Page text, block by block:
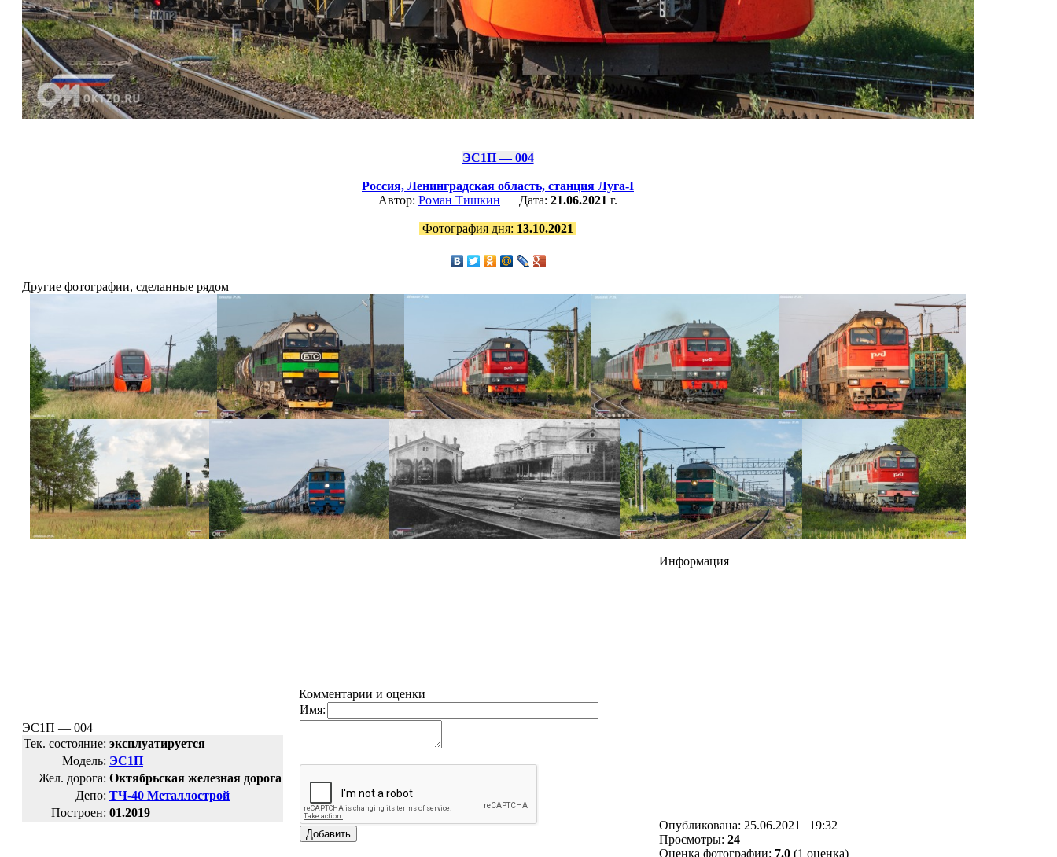
ЭС1П — 004
Россия, Ленинградская область, станция Луга-I
Автор: Роман Тишкин Дата: 21.06.2021 г.
Фотография дня: 13.10.2021
Другие фотографии, сделанные рядом
ЭС1П — 004
Тек. состояние: эксплуатируется
Модель: ЭС1П
Жел. дорога: Октябрьская железная дорога
Депо: ТЧ-40 Металлострой
Построен: 01.2019
Комментарии и оценки
Имя:
Информация
Опубликованa: 25.06.2021 | 19:32
Просмотры: 24
Оценка фотографии: 7.0 (1 оценка)